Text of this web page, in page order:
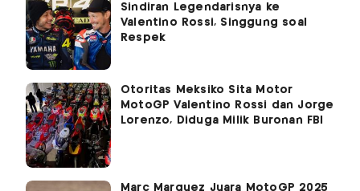
Sindiran Legendarisnya ke
Valentino Rossi, Singgung soal
Respek
Otoritas Meksiko Sita Motor
MotoGP Valentino Rossi dan Jorge
Lorenzo, Diduga Milik Buronan FBI
Marc Marquez Juara MotoGP 2025